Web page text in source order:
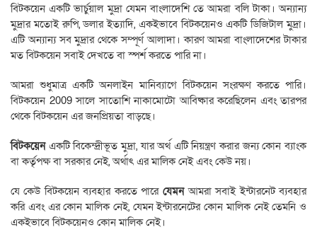
বিটকয়েন একটি ভার্চুয়াল মুদ্রা যেমন বাংলাদেশি তে আমরা বলি টাকা। অন্যান্য
মুদ্রার মতোই রুপি, ডলার ইত্যাদি, একইভাবে বিটকয়েনও একটি ডিজিটাল মুদ্রা।
এটি অন্যান্য সব মুদ্রার থেকে সম্পূর্ণ আলাদা। কারণ আমরা বাংলাদেশের টাকার
মত বিটকয়েন সবাই দেখতে বা স্পর্শ করতে পারি না।
আমরা শুধুমাত্র একটি অনলাইন মানিব্যাগে বিটকয়েন সংরক্ষণ করতে পারি।
বিটকয়েন 2009 সালে সাতোশি নাকামোটো আবিষ্কার করেছিলেন এবং তারপর
থেকে বিটকয়েন এর জনপ্রিয়তা বাড়ছে।
বিটকয়েনএকটি বিকেন্দ্রীভূত মুদ্রা, যার অর্থ এটি নিয়ন্ত্রণ করার জন্য কোন ব্যাংক
বা কর্তৃপক্ষ বা সরকার নেই, অর্থাৎ এর মালিক নেই এবং কেউ নয়।
যে কেউ বিটকয়েন ব্যবহার করতে পারেযেমনআমরা সবাই ইন্টারনেট ব্যবহার
করি এবং এর কোন মালিক নেই, যেমন ইন্টারনেটের কোন মালিক নেই তেমনি ও
একইভাবে বিটকয়েনও কোন মালিক নেই।